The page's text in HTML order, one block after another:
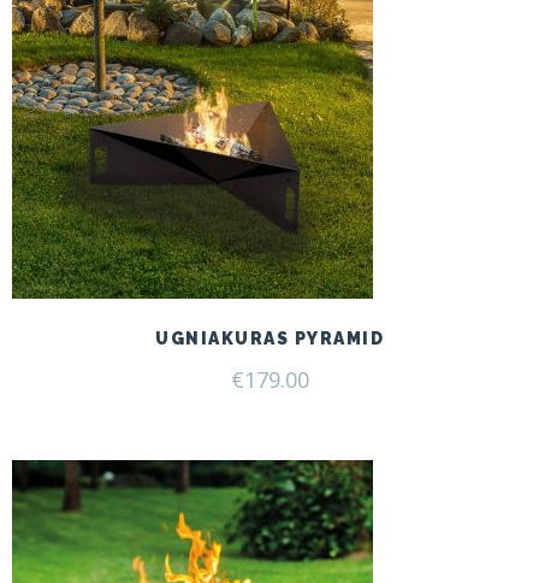
UGNIAKURAS PYRAMID
€179.00